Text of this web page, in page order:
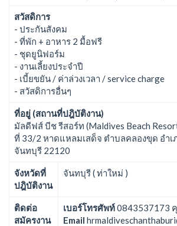
สวัสดิการ
- ประกันสังคม
- ที่พัก + อาหาร 2 มื้อฟรี
- ชุดยูนิฟอร์ม
- งานเลี้ยงประจำปี
- เบี้ยขยัน / ค่าล่วงเวลา / service charge
- สวัสดิการอื่นๆ
ที่อยู่ (สถานที่ปฎิบัติงาน)
มัลดีฟส์ บีช รีสอร์ท (Maldives Beach
ที่ 33/2 หาดแหลมเสด็จ ตำบลคลองขุด อำเ
จันทบุรี 22120
จังหวัดที่
ปฎิบัติงาน
จันทบุรี ( ท่าใหม่ )
ติดต่อ
สมัครงาน
เบอร์โทรศัพท์0843537173
Email